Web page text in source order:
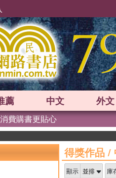
薦 中文 外文
費購書更貼心
得獎作品 /
顯示 庫